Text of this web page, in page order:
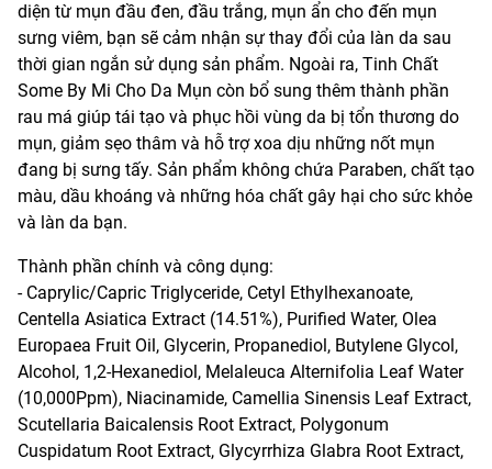
diện từ mụn đầu đen, đầu trắng, mụn ẩn cho đến mụn
sưng viêm, bạn sẽ cảm nhận sự thay đổi của làn da sau
thời gian ngắn sử dụng sản phẩm. Ngoài ra, Tinh Chất
Some By Mi Cho Da Mụn còn bổ sung thêm thành phần
rau má giúp tái tạo và phục hồi vùng da bị tổn thương do
mụn, giảm sẹo thâm và hỗ trợ xoa dịu những nốt mụn
đang bị sưng tấy. Sản phẩm không chứa Paraben, chất tạo
màu, dầu khoáng và những hóa chất gây hại cho sức khỏe
và làn da bạn.
Thành phần chính và công dụng:
- Caprylic/Capric Triglyceride, Cetyl Ethylhexanoate,
Centella Asiatica Extract (14.51%), Purified Water, Olea
Europaea Fruit Oil, Glycerin, Propanediol, Butylene Glycol,
Alcohol, 1,2-Hexanediol, Melaleuca Alternifolia Leaf Water
(10,000Ppm), Niacinamide, Camellia Sinensis Leaf Extract,
Scutellaria Baicalensis Root Extract, Polygonum
Cuspidatum Root Extract, Glycyrrhiza Glabra Root Extract,